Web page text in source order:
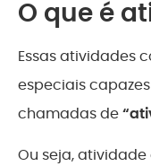
O que é
Essas atividades
especiais
chamadas de
Ou seja,